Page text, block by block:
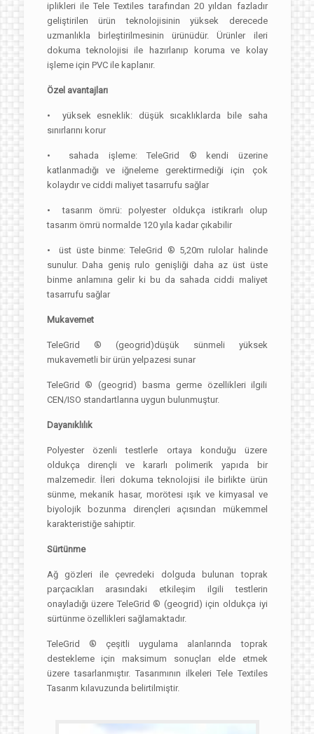
iplikleri ile Tele Textiles tarafından 20 yıldan fazladır
geliştirilen ürün teknolojisinin yüksek derecede
uzmanlıkla birleştirilmesinin ürünüdür. Ürünler ileri
dokuma teknolojisi ile hazırlanıp koruma ve kolay
işleme için PVC ile kaplanır.
Özel avantajları
• yüksek esneklik: düşük sıcaklıklarda bile saha
sınırlarını korur
• sahada işleme: TeleGrid ® kendi üzerine
katlanmadığı ve iğneleme gerektirmediği için çok
kolaydır ve ciddi maliyet tasarrufu sağlar
• tasarım ömrü: polyester oldukça istikrarlı olup
tasarım ömrü normalde 120 yıla kadar çıkabilir
• üst üste binme: TeleGrid ® 5,20m rulolar halinde
sunulur. Daha geniş rulo genişliği daha az üst üste
binme anlamına gelir ki bu da sahada ciddi maliyet
tasarrufu sağlar
Mukavemet
TeleGrid ® (geogrid)düşük sünmeli yüksek
mukavemetli bir ürün yelpazesi sunar
TeleGrid ® (geogrid) basma germe özellikleri ilgili
CEN/ISO standartlarına uygun bulunmuştur.
Dayanıklılık
Polyester özenli testlerle ortaya konduğu üzere
oldukça dirençli ve kararlı polimerik yapıda bir
malzemedir. İleri dokuma teknolojisi ile birlikte ürün
sünme, mekanik hasar, morötesi ışık ve kimyasal ve
biyolojik bozunma dirençleri açısından mükemmel
karakteristiğe sahiptir.
Sürtünme
Ağ gözleri ile çevredeki dolguda bulunan toprak
parçacıkları arasındaki etkileşim ilgili testlerin
onayladığı üzere TeleGrid ® (geogrid) için oldukça iyi
sürtünme özellikleri sağlamaktadır.
TeleGrid ® çeşitli uygulama alanlarında toprak
destekleme için maksimum sonuçları elde etmek
üzere tasarlanmıştır. Tasarımının ilkeleri Tele Textiles
Tasarım kılavuzunda belirtilmiştir.